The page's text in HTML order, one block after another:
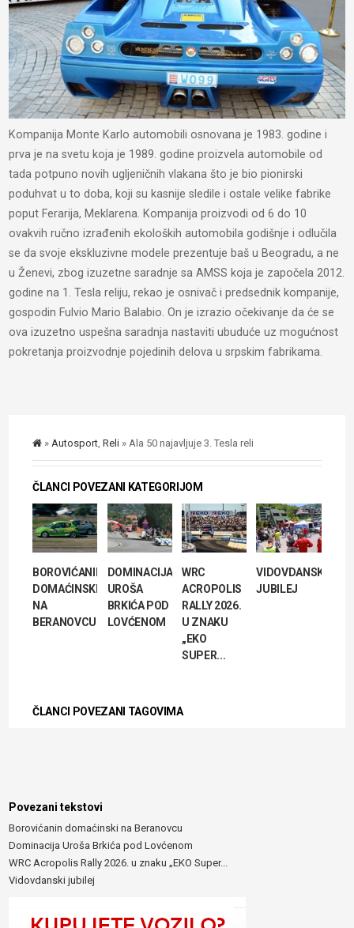
Kompanija Monte Karlo automobili osnovana je 1983. godine i
prva je na svetu koja je 1989. godine proizvela automobile od
tada potpuno novih ugljeničnih vlakana što je bio pionirski
poduhvat u to doba, koji su kasnije sledile i ostale velike fabrike
poput Ferarija, Meklarena. Kompanija proizvodi od 6 do 10
ovakvih ručno izrađenih ekoloških automobila godišnje i odlučila
se da svoje ekskluzivne modele prezentuje baš u Beogradu, a ne
u Ženevi, zbog izuzetne saradnje sa AMSS koja je započela 2012.
godine na 1. Tesla reliju, rekao je osnivač i predsednik kompanije,
gospodin Fulvio Mario Balabio. On je izrazio očekivanje da će se
ova izuzetno uspešna saradnja nastaviti ubuduće uz mogućnost
pokretanja proizvodnje pojedinih delova u srpskim fabrikama.
» Autosport ,Reli » Ala 50 najavljuje 3. Tesla reli
ČLANCI POVEZANI KATEGORIJOM
BOROVIĆANIN
DOMAĆINSKI
NA
BERANOVCU
DOMINACIJA
UROŠA
BRKIĆA POD
LOVĆENOM
WRC
ACROPOLIS
RALLY 2026.
U ZNAKU
„EKO
SUPER...
VIDOVDANSKI
JUBILEJ
ČLANCI POVEZANI TAGOVIMA
Povezani tekstovi
Borovićanin domaćinski na Beranovcu
Dominacija Uroša Brkića pod Lovćenom
WRC Acropolis Rally 2026. u znaku „EKO Super...
Vidovdanski jubilej